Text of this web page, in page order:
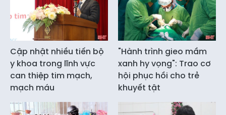
Cập nhật nhiều tiến bộ
y khoa trong lĩnh vực
can thiệp tim mạch,
mạch máu
"Hành trình gieo mầm
xanh hy vọng": Trao cơ
hội phục hồi cho trẻ
khuyết tật